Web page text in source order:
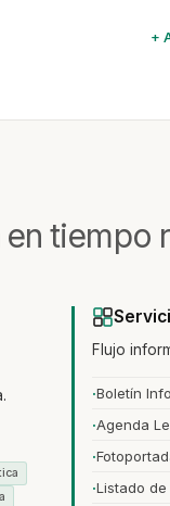
+
en tiempo
Flujo
Boletín
Agenda
Listado de